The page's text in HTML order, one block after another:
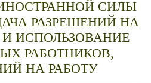
СИЛЫ
РАЗРЕШЕНИЙ НА
ИСПОЛЬЗОВАНИЕ
РАБОТНИКОВ,
НА РАБОТУ